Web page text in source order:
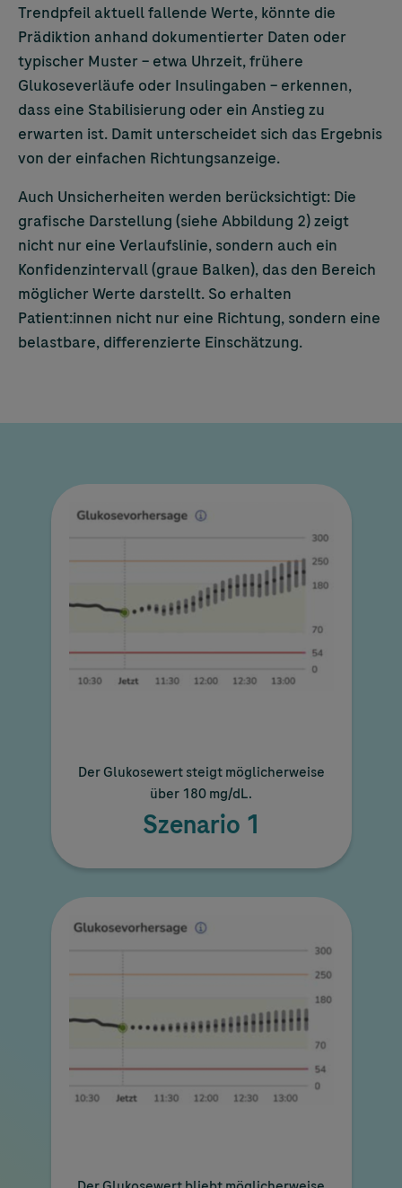
Trendpfeil aktuell fallende Werte, könnte die
Prädiktion anhand dokumentierter Daten oder
typischer Muster – etwa Uhrzeit, frühere
Glukoseverläufe oder Insulingaben – erkennen,
dass eine Stabilisierung oder ein Anstieg zu
erwarten ist. Damit unterscheidet sich das Ergebnis
von der einfachen Richtungsanzeige.
Auch Unsicherheiten werden berücksichtigt: Die
grafische Darstellung (siehe Abbildung 2) zeigt
nicht nur eine Verlaufslinie, sondern auch ein
Konfidenzintervall (graue Balken), das den Bereich
möglicher Werte darstellt. So erhalten
Patient:innen nicht nur eine Richtung, sondern eine
belastbare, differenzierte Einschätzung.
Der Glukosewert steigt möglicherweise
über 180 mg/dL.
Szenario 1